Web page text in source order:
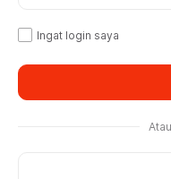
Ingat login saya